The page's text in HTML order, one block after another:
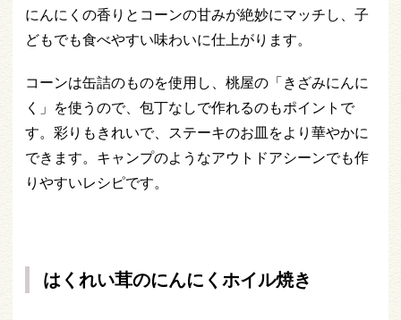
にんにくの香りとコーンの甘みが絶妙にマッチし、子
どもでも食べやすい味わいに仕上がります。
コーンは缶詰のものを使用し、桃屋の「きざみにんに
く」を使うので、包丁なしで作れるのもポイントで
す。彩りもきれいで、ステーキのお皿をより華やかに
できます。キャンプのようなアウトドアシーンでも作
りやすいレシピです。
はくれい茸のにんにくホイル焼き